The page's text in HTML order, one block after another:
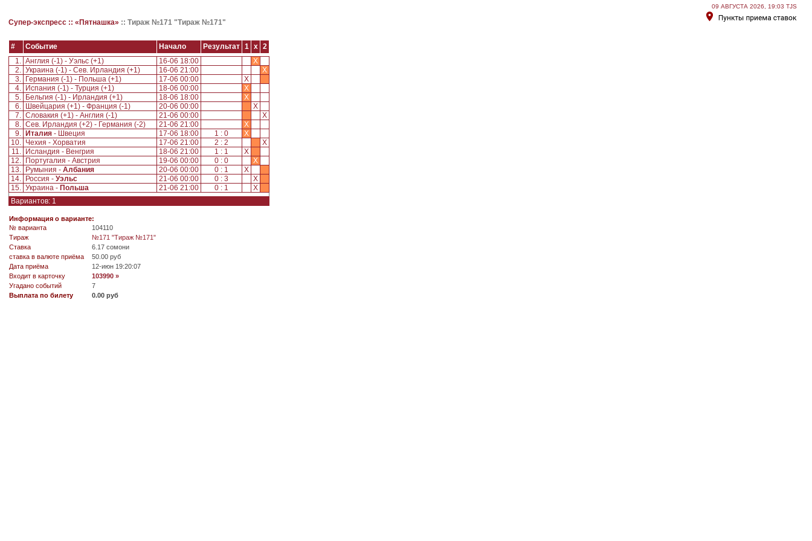
09 АВГУСТА 2026, 19:03 TJS
Супер-экспресс :: «Пятнашка» :: Тираж №171 "Тираж №171"
# Событие Начало Результат 1 x
2
1. Англия (-1) - Уэльс (+1) 16-06 18:00
X
2. Украина (-1) - Сев. Ирландия (+1) 16-06 21:00
X
3.
Германия (-1) - Польша (+1) 17-06 00:00
X
4.
Испания (-1) - Турция (+1) 18-06 00:00
X
5.
Бельгия (-1) - Ирландия (+1) 18-06 18:00
X
6.
Швейцария (+1) - Франция (-1) 20-06 00:00
X
7. Словакия (+1) - Англия (-1) 21-06 00:00
X
8. Сев. Ирландия (+2) - Германия (-2) 21-06 21:00
X
9.
Италия - Швеция 17-06 18:00 1 : 0
X
10. Чехия - Хорватия 17-06 21:00 2 : 2
X
11.
Исландия - Венгрия 18-06 21:00 1 : 1
X
12.
Португалия - Австрия 19-06 00:00 0 : 0
X
13.
Румыния - Албания 20-06 00:00 0 : 1
X
14.
Россия - Уэльс 21-06 00:00 0 : 3
X
15. Украина - Польша 21-06 21:00 0 : 1
X
Вариантов: 1
Информация о варианте:
№ варианта
104110
Tираж
№171 "Тираж №171"
Ставка
6.17 сомони
ставка в валюте приёма
50.00 руб
Дата приёма
12-июн 19:20:07
Входит в карточку
103990 »
Угадано событий
7
Выплата по билету
0.00 руб